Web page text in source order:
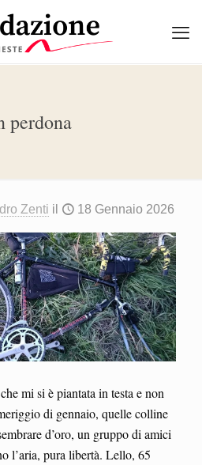
perdona
Zenti il 18 Gennaio 2026
mi si è piantata in testa e non
di gennaio, quelle colline
d’oro, un gruppo di amici
l’aria, pura libertà. Lello, 65